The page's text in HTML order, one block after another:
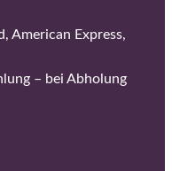
American Express,
– bei Abholung